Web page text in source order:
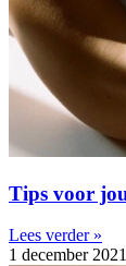
Tips voor
Lees verder »
1 december 2021